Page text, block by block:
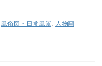
風俗図・日常風景 人物画